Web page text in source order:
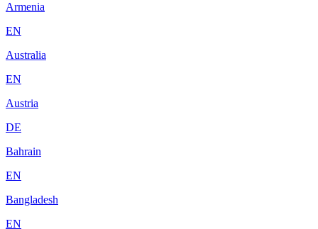
Armenia
EN
Australia
EN
Austria
DE
Bahrain
EN
Bangladesh
EN